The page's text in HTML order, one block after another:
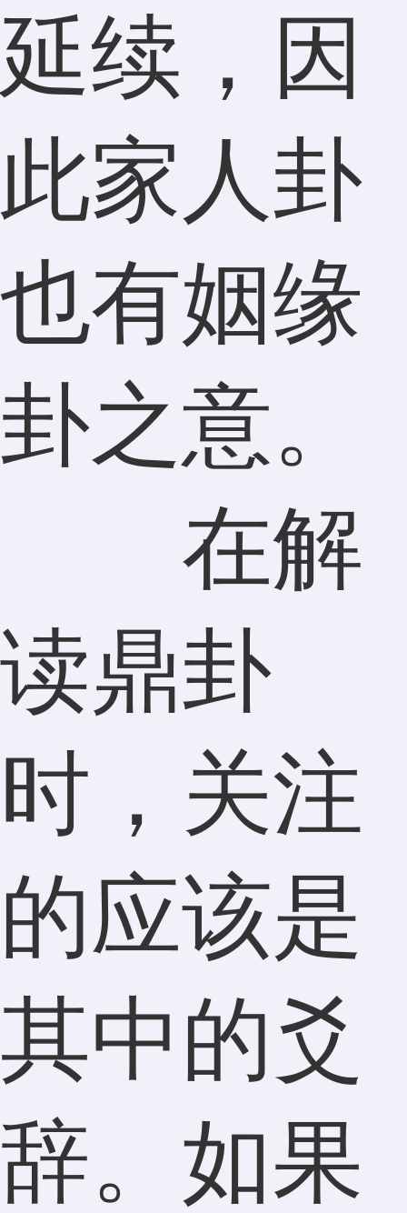
延续，因
此家人卦
也有姻缘
卦之意。
在解
读鼎卦
时，关注
的应该是
其中的爻
辞。如果